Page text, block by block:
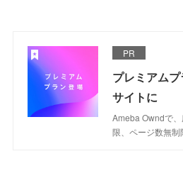
PR
プレミアム
サイトに
Ameba Owndで
限、ページ数無制